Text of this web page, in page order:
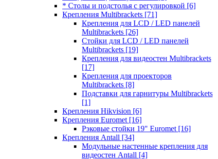
* Столы и подстолья с регулировкой [6]
Крепления Multibrackets [71]
Крепления для LCD / LED панелей
Multibrackets [26]
Стойки для LCD / LED панелей
Multibrackets [19]
Крепления для видеостен Multibrackets
[17]
Крепления для проекторов
Multibrackets [8]
Подставки для гарнитуры Multibrackets
[1]
Крепления Hikvision [6]
Крепления Euromet [16]
Рэковые стойки 19" Euromet [16]
Крепления Antall [34]
Модульные настенные крепления для
видеостен Antall [4]